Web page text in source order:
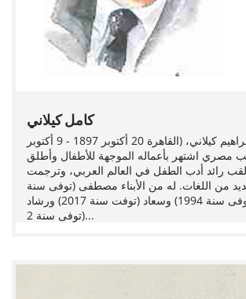
كامل كيلاني
كامل كيلاني إبراهيم كيلاني، (القاهرة 20 أكتوبر 1897 - 9 أكتوبر
مصري اشتهر بأعماله الموجهة للأطفال وأطلق
لقب رائد أدب الطفل في العالم العربي، وترجمت
من اللغات. له من الأبناء مصطفى (توفى سنة
1989) وكمال (توفى سنة 1994) وسعاد (توفت سنة 2017) ورشاد
(توفى سنة 2...